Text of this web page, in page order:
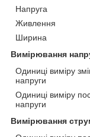
Напруга
Живлення
Ширина
Вимірювання
Одиниці виміру
напруги
Одиниці виміру
напруги
Вимірювання